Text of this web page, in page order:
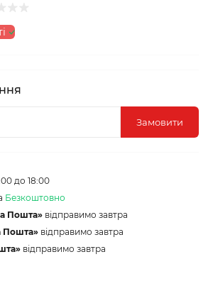
Замовити
до 18:00
Безкоштовно
Пошта» відправимо завтра
Пошта» відправимо завтра
відправимо завтра